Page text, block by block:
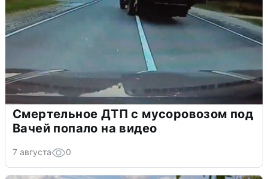
Смертельное ДТП с мусоровозом под
Вачей попало на видео
7 августа 0